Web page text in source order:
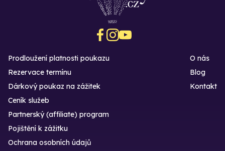
Prodloužení platnosti poukazu
Rezervace termínu
Dárkový poukaz na zážitek
O nás
Blog
Kontakt
Ceník služeb
Partnerský (affiliate) program
Pojištění k zážitku
Ochrana osobních údajů